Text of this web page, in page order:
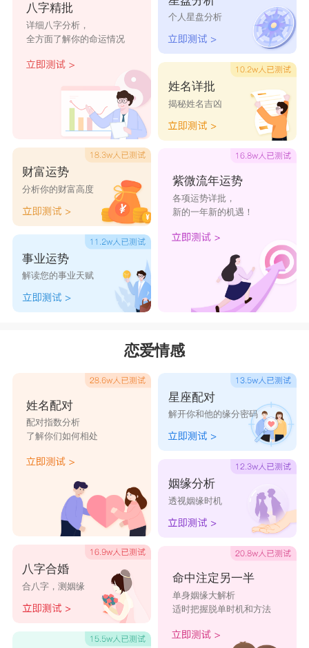
细心到可以发现摩羯座男生对自己的好。所以到后
期射手座女孩子可能会认为摩羯座男生不爱自己，
而摩羯座男生一直付出也会累。
总体而言，摩羯男和射手女想要长久的在一
起，可以算得上困难重重。
星座乐原创文章，转载需注明出处
八字精批
详细八字分析，
全方面了解你的命运情况
财富运势
分析你的财富高度
事业运势
解读您的事业天赋
个人星盘分析
姓名详批
揭秘姓名吉凶
紫微流年运势
各项运势详批，
新的一年新的机遇！
恋爱情感
姓名配对
配对指数分析
了解你们如何相处
八字合婚
合八字，测姻缘
星座配对
解开你和他的缘分密码
姻缘分析
透视姻缘时机
命中注定另一半
单身姻缘大解析
适时把握脱单时机和方法